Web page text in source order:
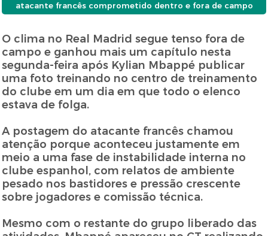
atacante francês comprometido dentro e fora de campo
O clima no Real Madrid segue tenso fora de
campo e ganhou mais um capítulo nesta
segunda-feira após Kylian Mbappé publicar
uma foto treinando no centro de treinamento
do clube em um dia em que todo o elenco
estava de folga.
A postagem do atacante francês chamou
atenção porque aconteceu justamente em
meio a uma fase de instabilidade interna no
clube espanhol, com relatos de ambiente
pesado nos bastidores e pressão crescente
sobre jogadores e comissão técnica.
Mesmo com o restante do grupo liberado das